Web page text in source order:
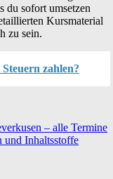
du sofort umsetzen
Kursmaterial
zu sein.
zahlen?
– alle Termine
und Inhaltsstoffe